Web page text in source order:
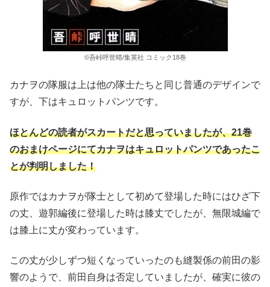
©吾峠呼世晴/集英社 コミック18巻
カナヲの隊服は上は他の隊士たちと同じ普通のデザインで
すが、下はキュロットパンツです。
ほとんどの読者がスカートだと思っていましたが、21巻
のおまけページにてカナヲはキュロットパンツであったこ
とが判明しました！
原作ではカナヲが隊士として初めて登場した時にはひざ下
の丈、遊郭編後に登場した時は膝丈でしたが、無限城編で
は膝上に丈が変わっています。
この丈が少しずつ短くなっていったのも縫製係の前田の影
響のようで、前田自身は否定していましたが、確実に彼の